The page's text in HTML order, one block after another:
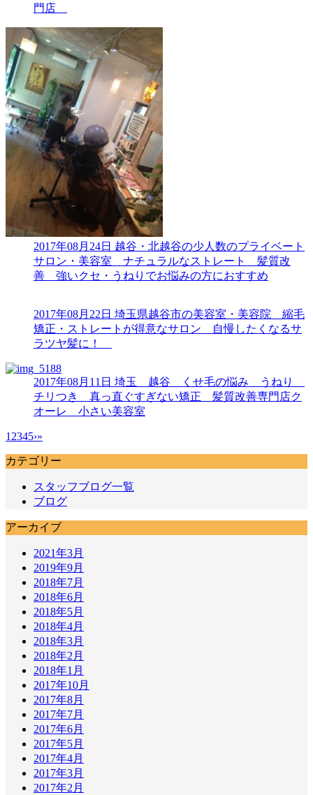
門店
2017年08月24日 越谷・北越谷の少人数のプライベート
サロン・美容室 ナチュラルなストレート 髪質改
善 強いクセ・うねりでお悩みの方におすすめ
2017年08月22日 埼玉県越谷市の美容室・美容院 縮毛
矯正・ストレートが得意なサロン 自慢したくなるサ
ラツヤ髪に！
2017年08月11日 埼玉 越谷 くせ毛の悩み うねり
チリつき 真っ直ぐすぎない矯正 髪質改善専門店ク
オーレ 小さい美容室
1 2345›»
カテゴリー
スタッフブログ一覧
ブログ
アーカイブ
2021年3月
2019年9月
2018年7月
2018年6月
2018年5月
2018年4月
2018年3月
2018年2月
2018年1月
2017年10月
2017年8月
2017年7月
2017年6月
2017年5月
2017年4月
2017年3月
2017年2月